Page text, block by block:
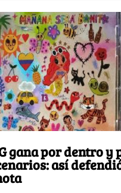
gana por dentro y
así